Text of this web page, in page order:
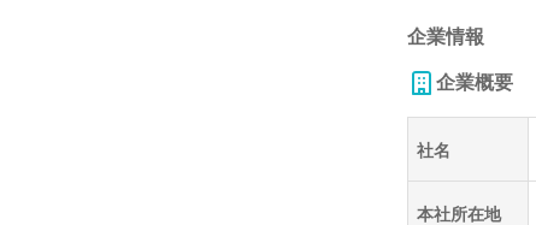
企業情報
企業概要
社名
本社所在地